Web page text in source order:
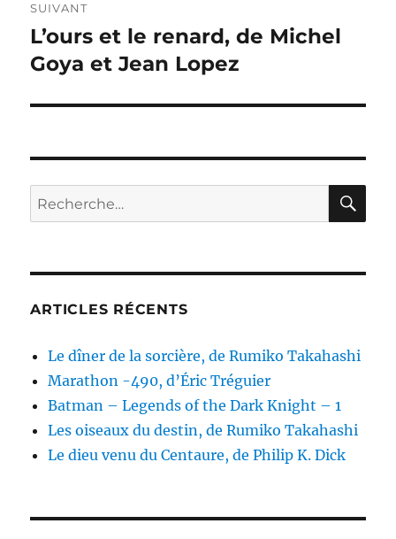
SUIVANT
Publication
suivante :
L’ours et le renard, de Michel
Goya et Jean Lopez
Recherche
pour :
ARTICLES RÉCENTS
Le dîner de la sorcière, de Rumiko Takahashi
Marathon -490, d’Éric Tréguier
Batman – Legends of the Dark Knight – 1
Les oiseaux du destin, de Rumiko Takahashi
Le dieu venu du Centaure, de Philip K. Dick